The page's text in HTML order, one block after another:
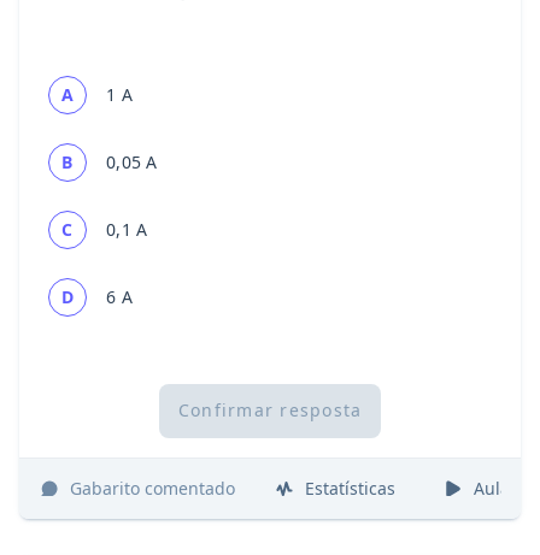
A 1 A
B 0,05 A
C 0,1 A
D 6 A
Confirmar resposta
Gabarito comentado Estatísticas Aulas